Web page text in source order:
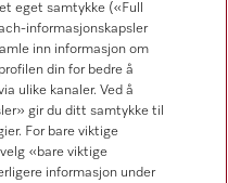
eget samtykke («Full
informasjonskapsler
inn informasjon om
din for bedre å
ulike kanaler. Ved å
gir du ditt samtykke til
For bare viktige
«bare viktige
informasjon under